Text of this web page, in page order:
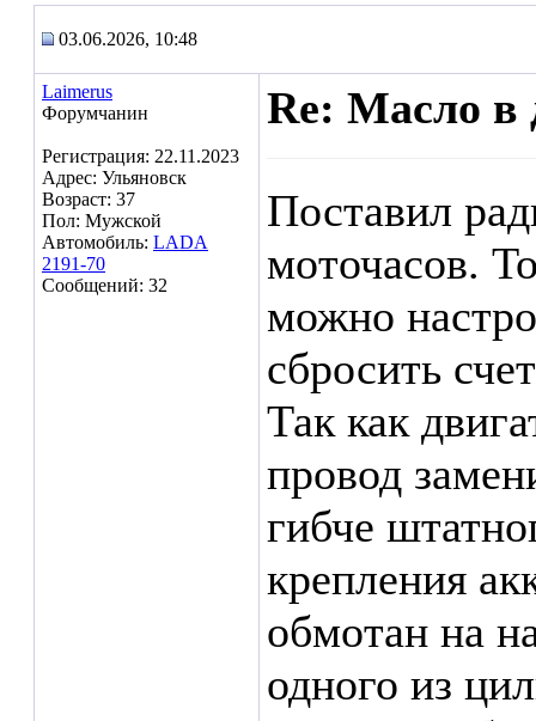
03.06.2026, 10:48
Laimerus
Форумчанин
Регистрация: 22.11.2023
Адрес: Ульяновск
Возраст: 37
Пол: Мужской
Автомобиль: LADA
2191-70
Сообщений: 32
Re: Масло в
Поставил
моточасов.
можно
сбросить
Так как
провод
гибче
крепления
обмотан на
одного из